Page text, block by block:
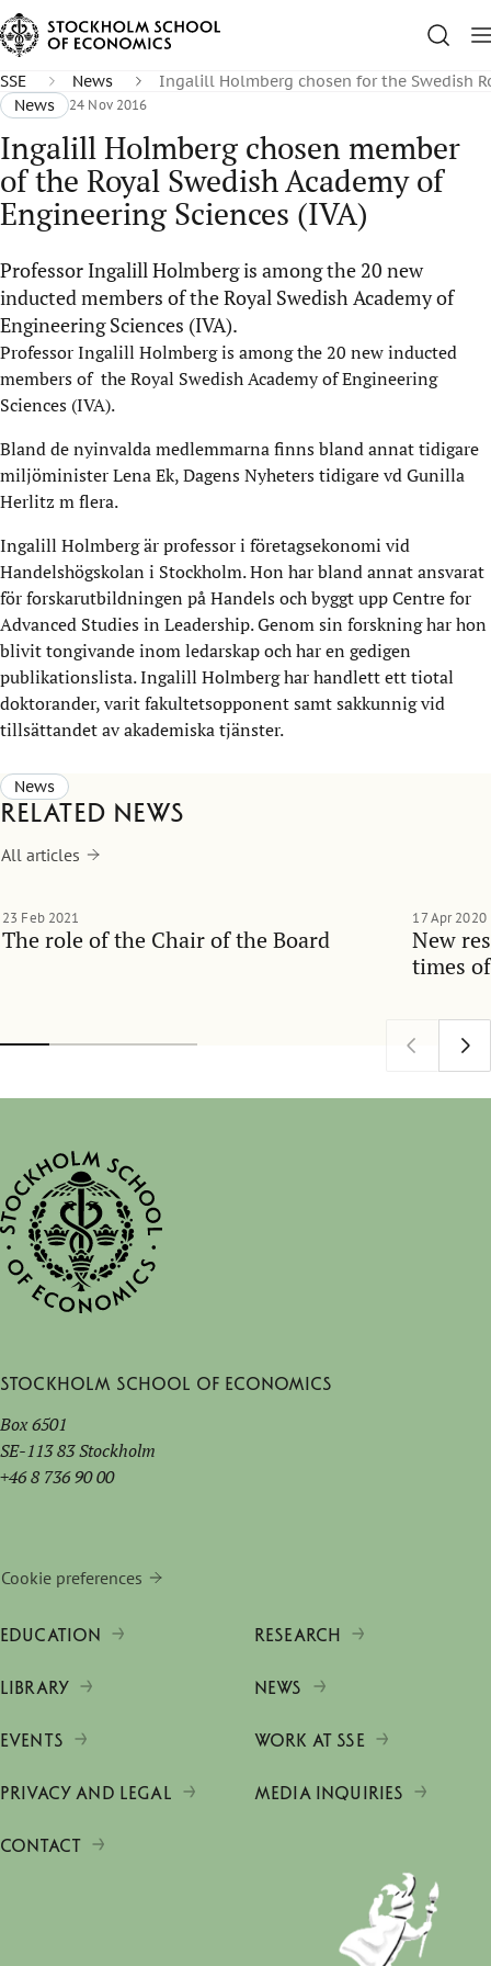
SSE News
Ingalill Holmberg chosen for the Swedish
News
24 Nov 2016
Ingalill Holmberg chosen member
of the Royal Swedish Academy of
Engineering Sciences (IVA)
Professor Ingalill Holmberg is among the 20 new
inducted members of the Royal Swedish Academy of
Engineering Sciences (IVA).
Professor Ingalill Holmberg is among the 20 new inducted
members of the Royal Swedish Academy of Engineering
Sciences (IVA).
Bland de nyinvalda medlemmarna finns bland annat tidigare
miljöminister Lena Ek, Dagens Nyheters tidigare vd Gunilla
Herlitz m flera.
Ingalill Holmberg är professor i företagsekonomi vid
Handelshögskolan i Stockholm. Hon har bland annat ansvarat
för forskarutbildningen på Handels och byggt upp Centre for
Advanced Studies in Leadership. Genom sin forskning har hon
blivit tongivande inom ledarskap och har en gedigen
publikationslista. Ingalill Holmberg har handlett ett tiotal
doktorander, varit fakultetsopponent samt sakkunnig vid
tillsättandet av akademiska tjänster.
News
Related news
All articles
The role of the Chair of the Board
23 Feb 2021
New
times
17 Apr 2020
Stockholm School of Economics
Box 6501
SE-113 83 Stockholm
+46 8 736 90 00
Cookie preferences
EDUCATION RESEARCH
LIBRARY NEWS
EVENTS WORK AT SSE
PRIVACY AND LEGAL MEDIA INQUIRIES
CONTACT